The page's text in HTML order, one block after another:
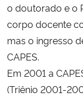
o doutorado e o
corpo docente
mas o ingresso
CAPES.
Em 2001 a
(Triênio 2001-